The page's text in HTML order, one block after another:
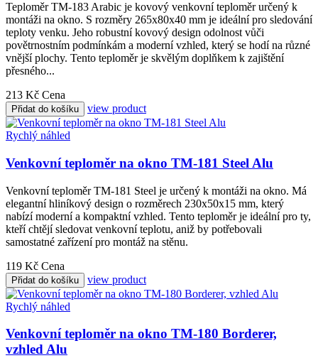
Teploměr TM-183 Arabic je kovový venkovní teploměr určený k
montáži na okno. S rozměry 265x80x40 mm je ideální pro sledování
teploty venku. Jeho robustní kovový design odolnost vůči
povětrnostním podmínkám a moderní vzhled, který se hodí na různé
vnější plochy. Tento teploměr je skvělým doplňkem k zajištění
přesného...
213 Kč Cena
Přidat do košíku view product
Rychlý náhled
Venkovní teploměr na okno TM-181 Steel Alu
Venkovní teploměr TM-181 Steel je určený k montáži na okno. Má
elegantní hliníkový design o rozměrech 230x50x15 mm, který
nabízí moderní a kompaktní vzhled. Tento teploměr je ideální pro ty,
kteří chtějí sledovat venkovní teplotu, aniž by potřebovali
samostatné zařízení pro montáž na stěnu.
119 Kč Cena
Přidat do košíku view product
Rychlý náhled
Venkovní teploměr na okno TM-180 Borderer,
vzhled Alu